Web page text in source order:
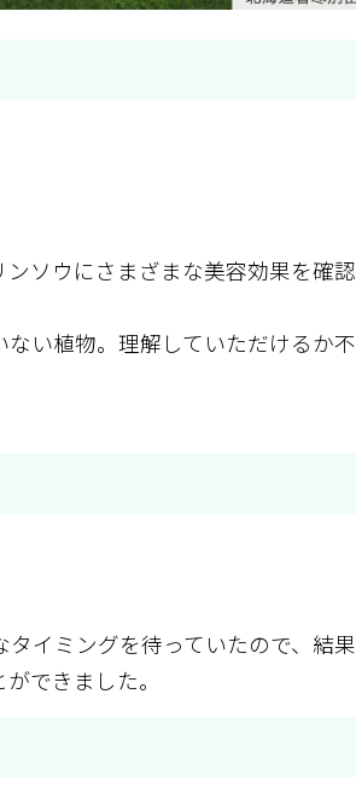
ソウにさまざまな美容効果を確認
い植物。理解していただけるか不
イミングを待っていたので、結果
できました。